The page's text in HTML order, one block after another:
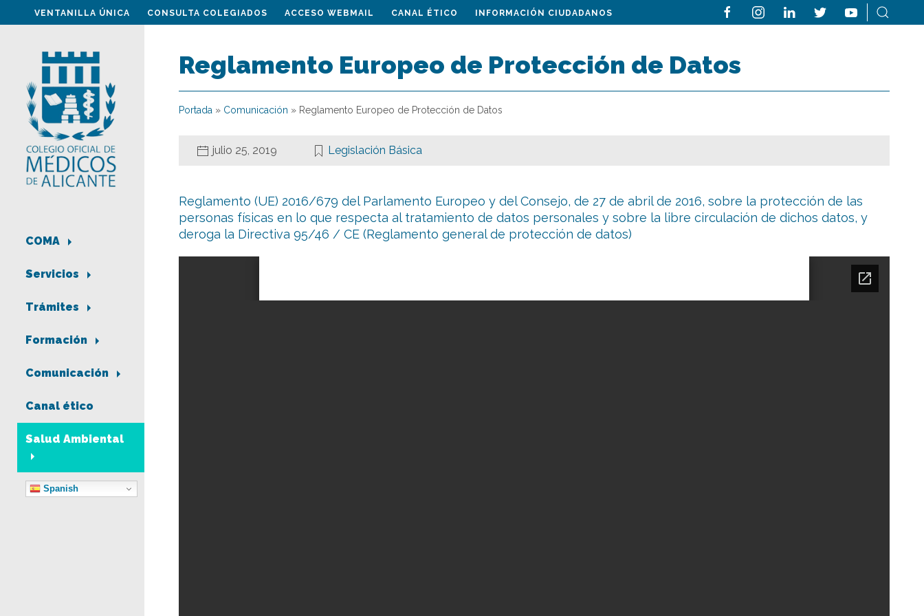
VENTANILLA ÚNICA CONSULTA COLEGIADOS ACCESO WEBMAIL CANAL ÉTICO INFORMACIÓN CIUDADANOS
COMA
Servicios
Trámites
Formación
Comunicación
Canal ético
Salud Ambiental
Spanish
Reglamento Europeo de Protección de Datos
Portada » Comunicación » Reglamento Europeo de Protección de Datos
julio 25, 2019 Legislación Básica
Reglamento (UE) 2016/679 del Parlamento Europeo y del Consejo, de 27 de abril de 2016, sobre la protección de las
personas físicas en lo que respecta al tratamiento de datos personales y sobre la libre circulación de dichos datos, y
deroga la Directiva 95/46 / CE (Reglamento general de protección de datos)